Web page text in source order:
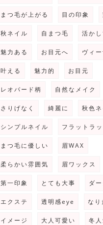
まつ毛が上がる 目の印象
秋ネイル 自まつ毛 活かし
魅力ある お目元へ ヴィ
叶える 魅力的 お目元
レオパード柄 自然なメイク
さりげなく 綺麗に 秋色
シンプルネイル フラットラ
まつ毛に優しい 眉WAX
柔らかい雰囲気 眉ワックス
第一印象 とても大事 ダ
エクステ 透明感eye なり
イメージ 大人可愛い 冬